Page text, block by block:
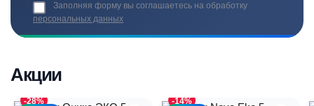
Заполняя форму вы соглашаетесь на обработку
персональных данных
Акции
-28% -14%